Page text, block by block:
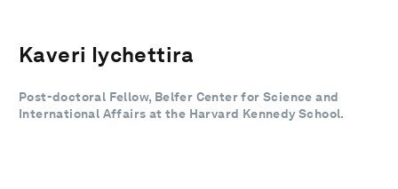
Kaveri Iychettira
Post-doctoral Fellow, Belfer Center for Science and
International Affairs at the Harvard Kennedy School.